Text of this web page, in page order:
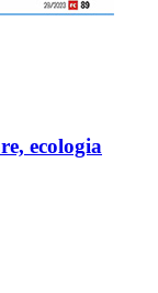
ecologia